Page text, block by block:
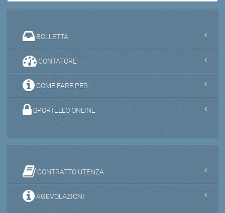
BOLLETTA
CONTATORE
COME FARE PER...
SPORTELLO ONLINE
CONTRATTO UTENZA
AGEVOLAZIONI